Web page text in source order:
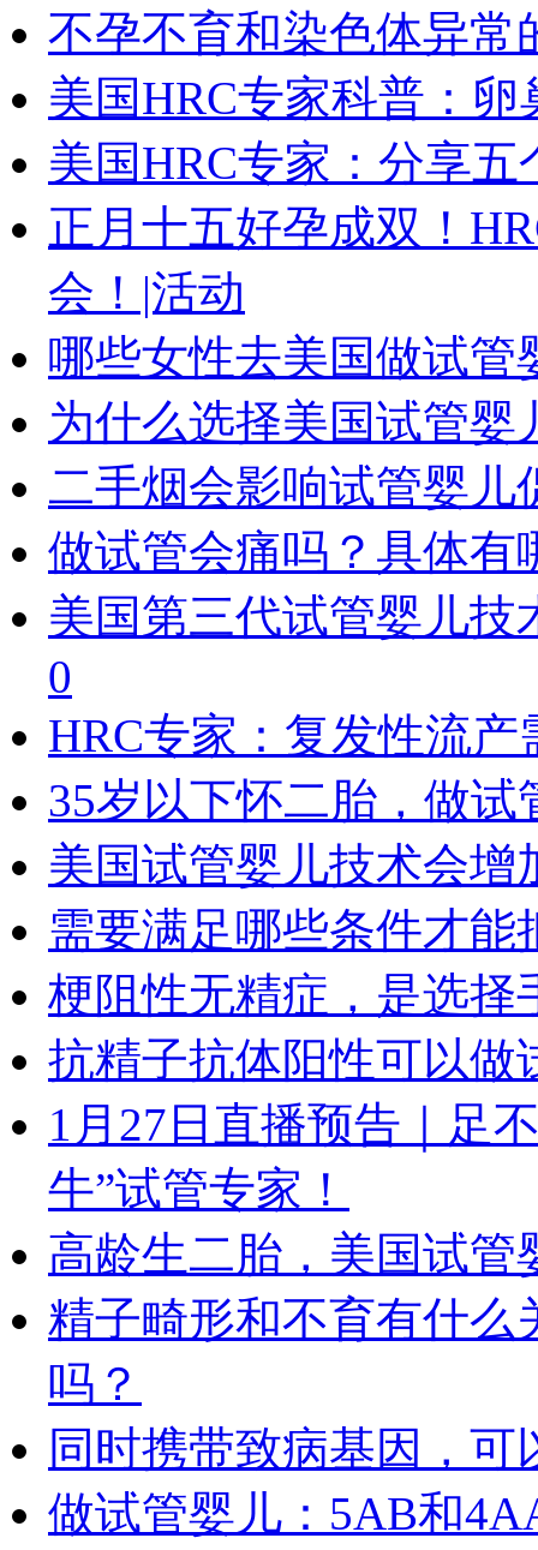
不孕不育和染色体异常
美国HRC专家科普：
美国HRC专家：分享
正月十五好孕成双！
会！|活动
哪些女性去美国做试管
为什么选择美国试管婴
二手烟会影响试管婴儿
做试管会痛吗？具体有
美国第三代试管婴儿
0
HRC专家：复发性流
35岁以下怀二胎，做
美国试管婴儿技术会
需要满足哪些条件才
梗阻性无精症，是选择
抗精子抗体阳性可以做
1月27日直播预告｜足
牛”试管专家！
高龄生二胎，美国试管
精子畸形和不育有什么
吗？
同时携带致病基因，
做试管婴儿：5AB和